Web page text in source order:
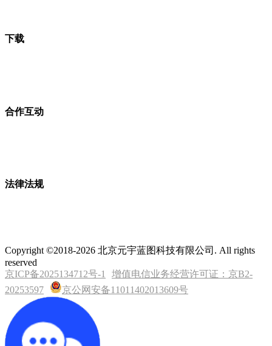
下载
合作互动
法律法规
Copyright ©2018-2026 北京元宇蓝图科技有限公司. All rights
reserved
京ICP备2025134712号-1
增值电信业务经营许可证：京B2-
20253597
京公网安备11011402013609号